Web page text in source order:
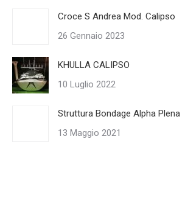
Croce S Andrea Mod. Calipso
26 Gennaio 2023
KHULLA CALIPSO
10 Luglio 2022
Struttura Bondage Alpha Plena
13 Maggio 2021